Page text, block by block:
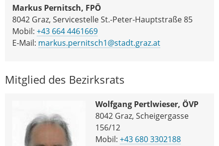
Markus Pernitsch, FPÖ
8042 Graz, Servicestelle St.-Peter-Hauptstraße 85
Mobil: +43 664 4461669
E-Mail: markus.pernitsch1@stadt.graz.at
Mitglied des Bezirksrats
Wolfgang Pertlwieser, ÖVP
8042 Graz, Scheigergasse
156/12
Mobil: +43 680 3302188